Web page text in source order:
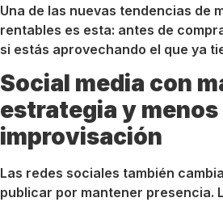
Una de las nuevas tendencias de
rentables es esta: antes de
si estás aprovechando el que ya
Social media con
estrategia y menos
improvisación
Las redes sociales también
publicar por mantener presencia.